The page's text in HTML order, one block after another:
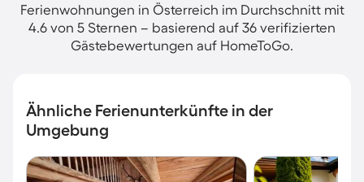
Ferienwohnungen in Österreich im Durchschnitt mit
4.6 von 5 Sternen – basierend auf 36 verifizierten
Gästebewertungen auf HomeToGo.
Ähnliche Ferienunterkünfte in der
Umgebung